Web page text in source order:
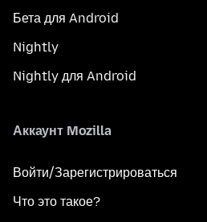
Бета для Android
Nightly
Nightly для Android
Аккаунт Mozilla
Войти/Зарегистрироваться
Что это такое?